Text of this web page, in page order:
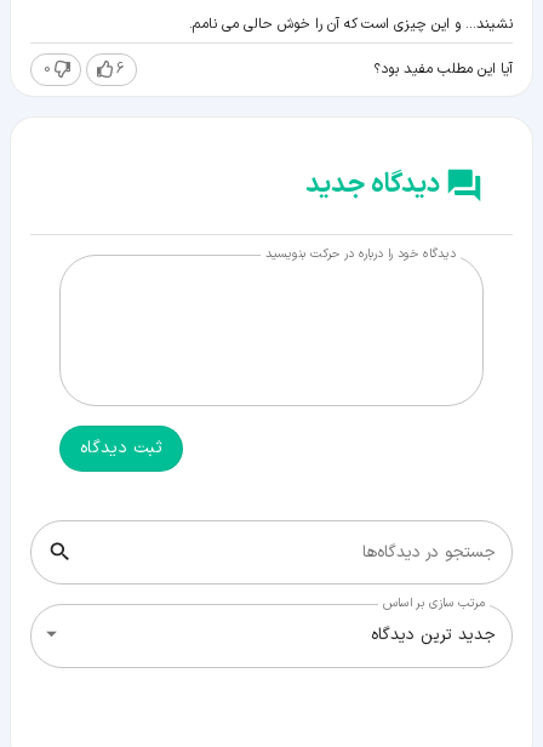
نشیند... و این چیزی است که آن را خوش حالی می نامم.
آیا این مطلب مفید بود؟ 6
0
دیدگاه جدید
دیدگاه خود را درباره در حرکت بنویسید
ثبت دیدگاه
جستجو در دیدگاه‌ها
مرتب سازی بر اساس
جدید ترین دیدگاه